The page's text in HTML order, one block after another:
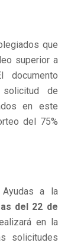
que
superior a
de
en este
del 75%
a la
del 22 de
en la
solicitudes